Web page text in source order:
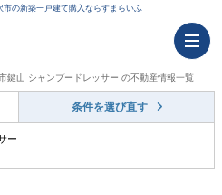
の新築一戸建て購入ならすまらいふ
鍵山 シャンプードレッサー の不動産情報一覧
条件を選び直す
ー